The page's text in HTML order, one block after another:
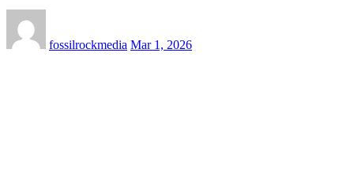
fossilrockmedia Mar 1, 2026